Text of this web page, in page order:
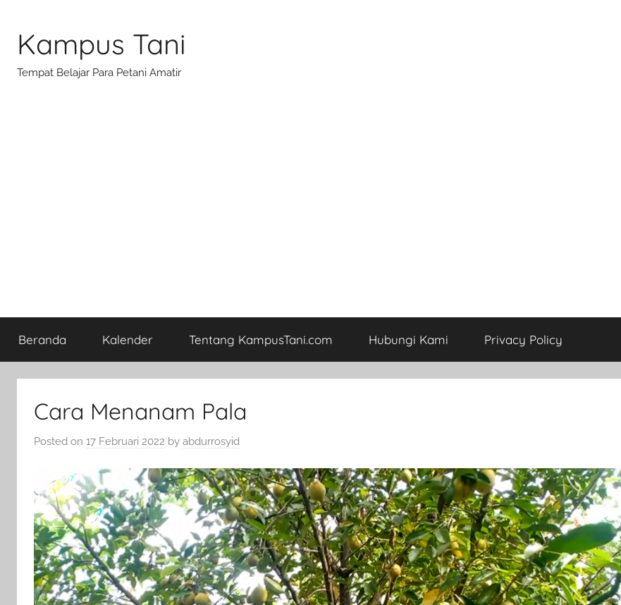
content
Kampus Tani
Tempat Belajar Para Petani Amatir
Beranda Kalender Tentang KampusTani.com Hubungi Kami Privacy Policy
Cara Menanam Pala
Posted on 17 Februari 2022 by abdurrosyid